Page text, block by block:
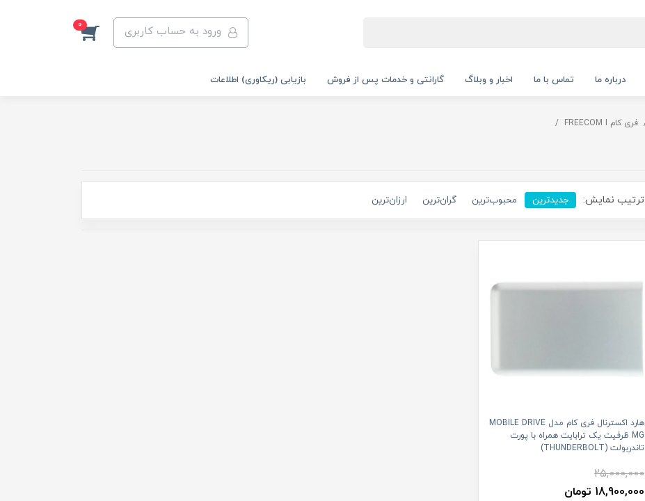
ورود به حساب کاربری 0
درباره ما تماس با ما اخبار و وبلاگ گارانتی و خدمات پس از فروش بازیابی (ریکاوری) اطلاعات
فری کام FREECOM I
ترتیب نمایش: جدیدترین محبوب‌ترین گران‌ترین ارزان‌ترین
هارد اکسترنال فری کام مدل MOBILE DRIVE
MG ظرفیت یک ترابایت همراه با پورت
تاندربولت (THUNDERBOLT)
25,000,000
18,900,000 تومان